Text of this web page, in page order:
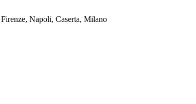
Napoli, Caserta, Milano